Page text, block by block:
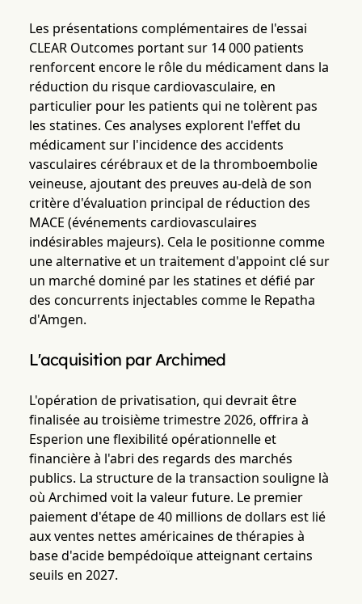
Les présentations complémentaires de l'essai
CLEAR Outcomes portant sur 14 000 patients
renforcent encore le rôle du médicament dans la
réduction du risque cardiovasculaire, en
particulier pour les patients qui ne tolèrent pas
les statines. Ces analyses explorent l'effet du
médicament sur l'incidence des accidents
vasculaires cérébraux et de la thromboembolie
veineuse, ajoutant des preuves au-delà de son
critère d'évaluation principal de réduction des
MACE (événements cardiovasculaires
indésirables majeurs). Cela le positionne comme
une alternative et un traitement d'appoint clé sur
un marché dominé par les statines et défié par
des concurrents injectables comme le Repatha
d'Amgen.
L'acquisition par Archimed
L'opération de privatisation, qui devrait être
finalisée au troisième trimestre 2026, offrira à
Esperion une flexibilité opérationnelle et
financière à l'abri des regards des marchés
publics. La structure de la transaction souligne là
où Archimed voit la valeur future. Le premier
paiement d'étape de 40 millions de dollars est lié
aux ventes nettes américaines de thérapies à
base d'acide bempédoïque atteignant certains
seuils en 2027.